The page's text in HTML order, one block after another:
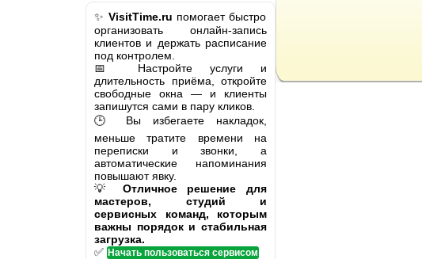
✨ VisitTime.ru помогает быстро
организовать онлайн-запись
клиентов и держать расписание
под контролем.
📅 Настройте услуги и
длительность приёма, откройте
свободные окна — и клиенты
запишутся сами в пару кликов.
🕒 Вы избегаете накладок,
меньше тратите времени на
переписки и звонки, а
автоматические напоминания
повышают явку.
💡 Отличное решение для
мастеров, студий и
сервисных команд, которым
важны порядок и стабильная
загрузка.
✅ Начать пользоваться сервисом